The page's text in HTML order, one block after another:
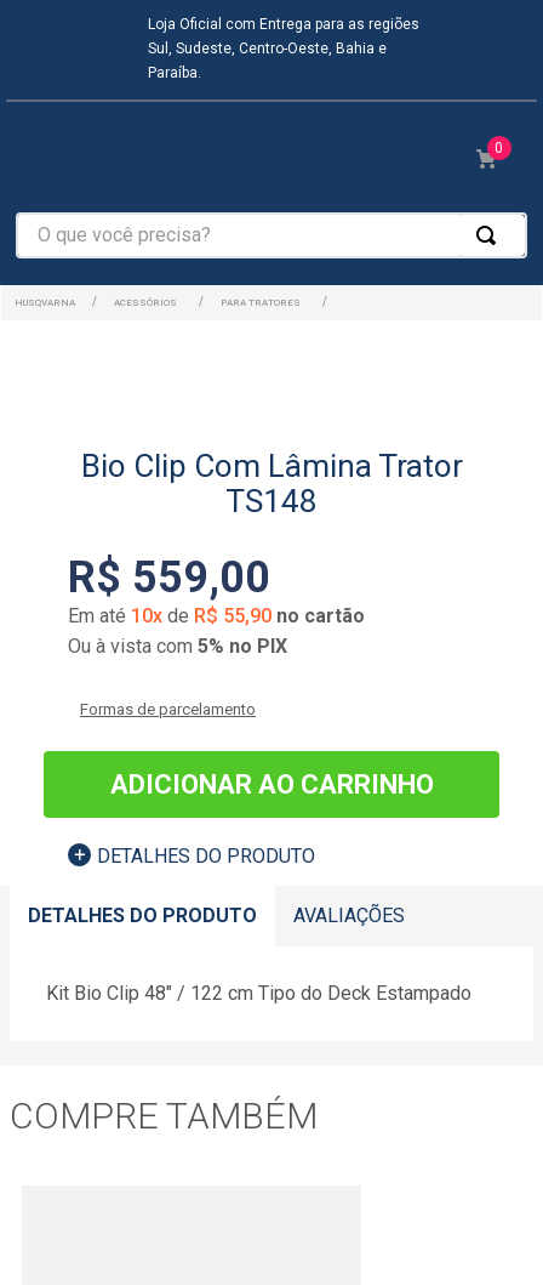
Loja Oficial com Entrega para as regiões
Sul, Sudeste, Centro-Oeste, Bahia e
Paraíba.
0
O que você precisa?
ACESSÓRIOS PARA TRATORES
Bio Clip Com Lâmina Trator
TS148
R$ 559,00
Em até 10x de R$ 55,90 no cartão
Ou à vista com 5% no PIX
Formas de parcelamento
ADICIONAR AO CARRINHO
DETALHES DO PRODUTO
DETALHES DO PRODUTO AVALIAÇÕES
Kit Bio Clip 48" / 122 cm Tipo do Deck Estampado
COMPRE TAMBÉM